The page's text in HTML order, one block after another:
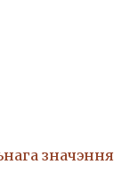
значэння